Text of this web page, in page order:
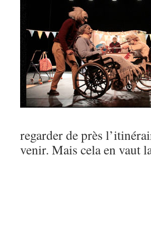
regarder de près
venir. Mais cela en vaut